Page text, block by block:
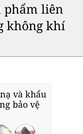
phẩm liên
không khí
và khẩu
bảo vệ